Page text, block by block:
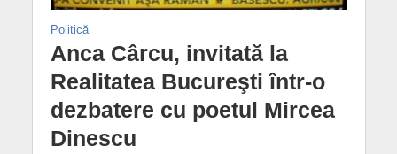
Politică
Anca Cârcu, invitată la
Realitatea Bucureşti într-o
dezbatere cu poetul Mircea
Dinescu